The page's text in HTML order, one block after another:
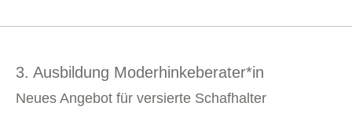
3. Ausbildung Moderhinkeberater*in
Neues Angebot für versierte Schafhalter